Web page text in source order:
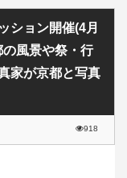
ション開催(4月
風景や祭・行
家が京都と写真
918